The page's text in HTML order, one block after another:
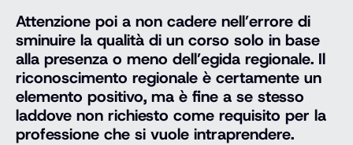
Attenzione poi a non cadere nell’errore di
sminuire la qualità di un corso solo in base
alla presenza o meno dell’egida regionale. Il
riconoscimento regionale è certamente un
elemento positivo, ma è fine a se stesso
laddove non richiesto come requisito per la
professione che si vuole intraprendere.